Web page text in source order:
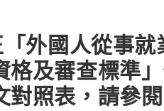
外國人從事
及審查標準
照表，請參閱